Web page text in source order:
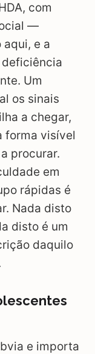
com
—
e a
Um
os sinais
a chegar,
forma visível
procurar.
em
rápidas é
Nada disto
disto é um
daquilo
e importa